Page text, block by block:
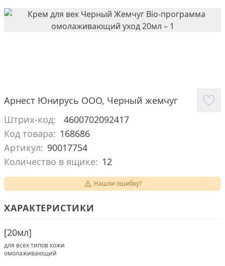
Арнест Юнирусь ООО, Черный жемчуг
Штрих-код:
4600702092417
Код товара: 168686
Артикул: 90017754
Количество в ящике: 12
Нашли ошибку?
ХАРАКТЕРИСТИКИ
[20мл]
для всех типов кожи
омолаживающий